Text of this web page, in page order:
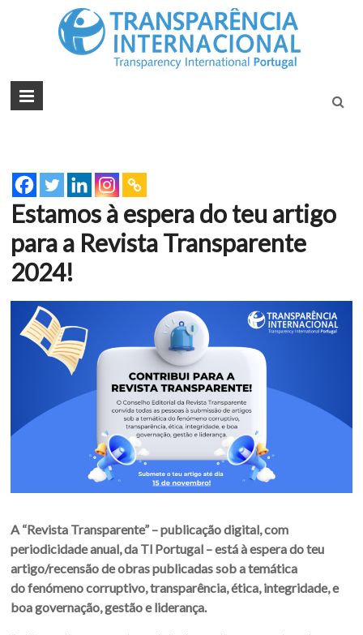
Estamos à espera do teu artigo
para a Revista Transparente
2024!
A “Revista Transparente” – publicação digital, com
periodicidade anual, da Tl Portugal – está à espera do teu
artigo/recensão de obras publicadas sob a temática
do fenómeno corruptivo, transparência, ética, integridade, e
boa governação, gestão e liderança.